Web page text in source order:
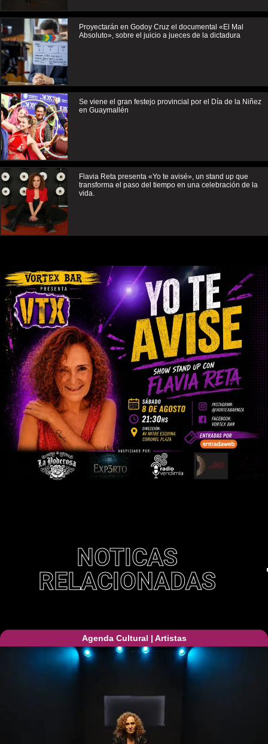
Proyectarán en Godoy Cruz el documental «El Mal
Absoluto», sobre el juicio a jueces de la dictadura
Se viene el gran festejo provincial por el Día de la Niñez
en Guaymallén
Flavia Reta presenta «Yo te avisé», un stand up que
transforma el paso del tiempo en una celebración de la
vida.
NOTICAS
RELACIONADAS
Agenda Cultural | Artistas